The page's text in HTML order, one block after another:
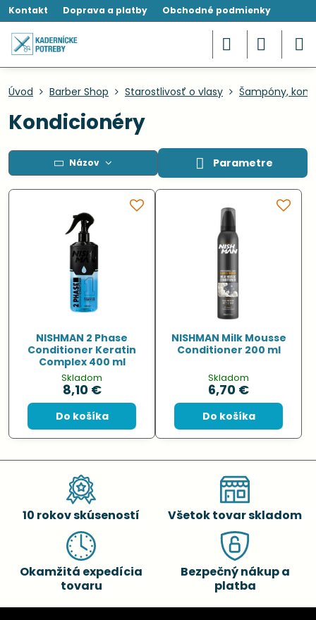
Kontakt Doprava a platby Obchodné podmienky
Úvod Barber Shop Starostlivosť o vlasy Šampóny,
Kondicionéry
Názov Parametre
NISHMAN 2 Phase
Conditioner Keratin
Complex 400 ml
Skladom
8,10 €
Do košíka
NISHMAN Milk Mousse
Conditioner 200 ml
Skladom
6,70 €
Do košíka
10 rokov skúseností Všetok tovar skladom
Okamžitá expedícia
tovaru
Bezpečný nákup a
platba